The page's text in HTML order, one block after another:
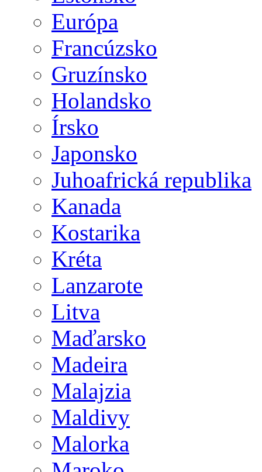
Európa
Francúzsko
Gruzínsko
Holandsko
Írsko
Japonsko
Juhoafrická republika
Kanada
Kostarika
Kréta
Lanzarote
Litva
Maďarsko
Madeira
Malajzia
Maldivy
Malorka